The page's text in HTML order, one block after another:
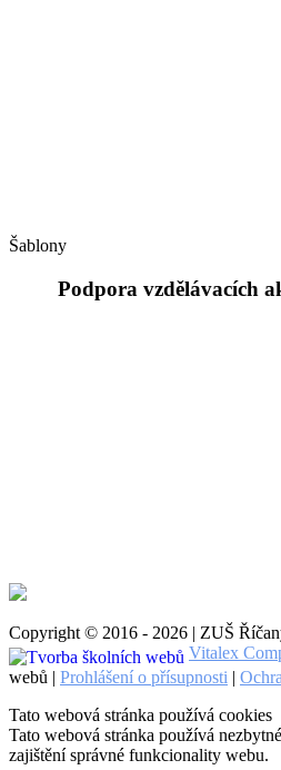
Šablony
Podpora vzdělávacích
Copyright © 2016 - 2026 | ZUŠ
Vitalex
webů | Prohlášení o přísupnosti |
Tato webová stránka používá cookies
Tato webová stránka používá
zajištění správné funkcionality webu.